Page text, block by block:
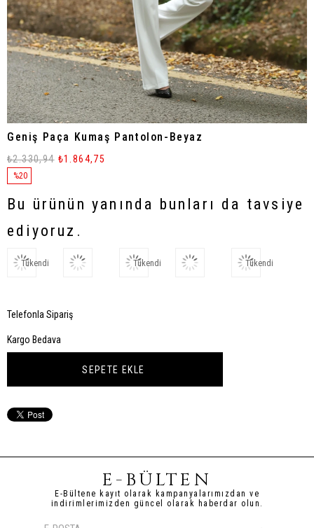
Geniş Paça Kumaş Pantolon-Beyaz
%20
₺2.330,94 ₺1.864,75
Bu ürünün yanında bunları da tavsiye
ediyoruz.
Tükendi Tükendi Tükendi
Telefonla Sipariş
Kargo Bedava
E-BÜLTEN
E-Bültene kayıt olarak kampanyalarımızdan ve
indirimlerimizden güncel olarak haberdar olun.